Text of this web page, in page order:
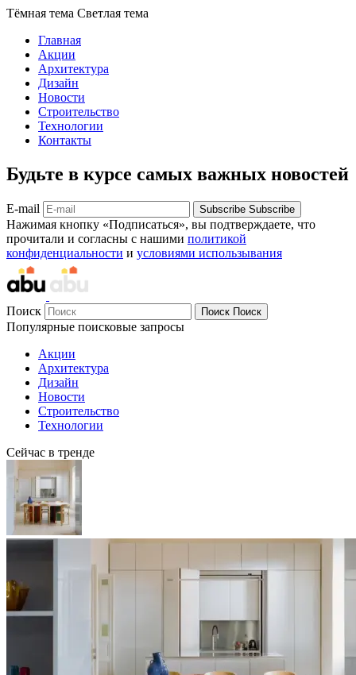
Тёмная тема Светлая тема
Главная
Акции
Архитектура
Дизайн
Новости
Строительство
Технологии
Контакты
Будьте в курсе самых важных новостей
E-mail Subscribe Subscribe
Нажимая кнопку «Подписаться», вы подтверждаете, что
прочитали и согласны с нашими политикой
конфиденциальности и условиями использывания
Поиск Поиск Поиск
Популярные поисковые запросы
Акции
Архитектура
Дизайн
Новости
Строительство
Технологии
Сейчас в тренде